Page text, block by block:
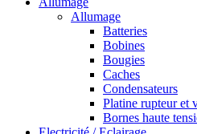
Allumage
Batteries
Bobines
Bougies
Caches
Condensateurs
Platine rupteur et
Bornes haute